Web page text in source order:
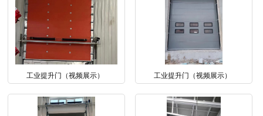
工业提升门（视频展示） 工业提升门（视频展示）